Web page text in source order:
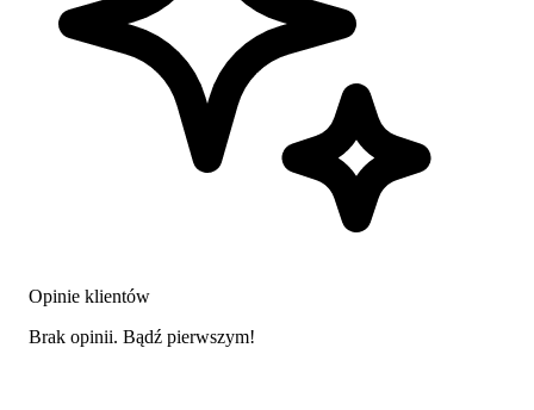
Opinie klientów
Brak opinii. Bądź pierwszym!